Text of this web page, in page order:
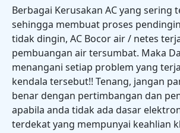
Berbagai Kerusakan AC yang
sehingga membuat proses
tidak dingin, AC Bocor air / netes
pembuangan air tersumbat. Maka
menangani setiap problem yang
kendala tersebut!! Tenang, jangan
benar dengan pertimbangan dan
apabila anda tidak ada dasar
terdekat yang mempunyai keahlian